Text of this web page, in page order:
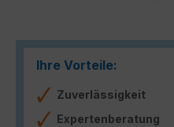
Ihre Vorteile:
Zuverlässigkeit
Expertenberatung